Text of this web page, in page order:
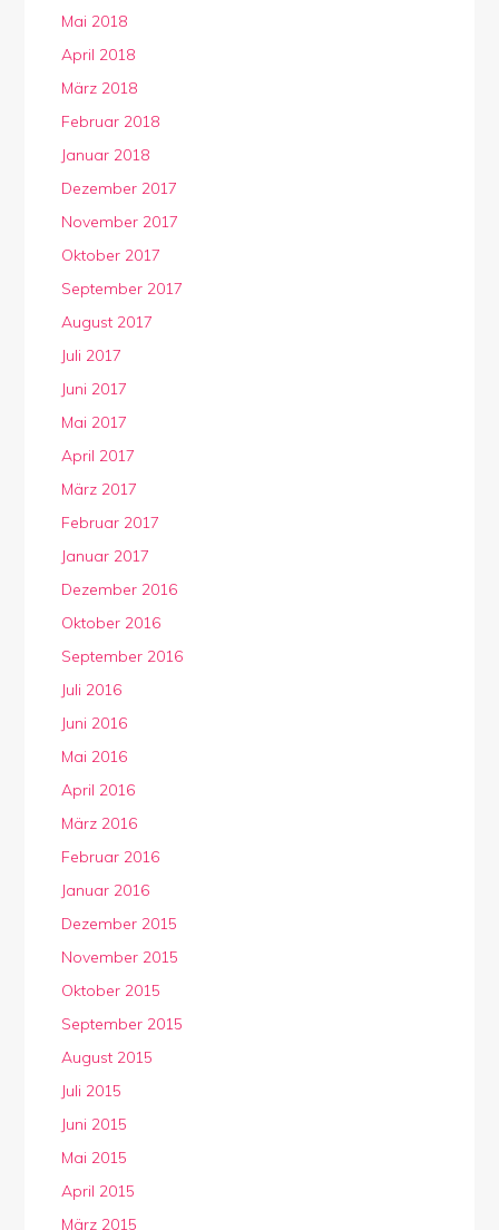
Mai 2018
April 2018
März 2018
Februar 2018
Januar 2018
Dezember 2017
November 2017
Oktober 2017
September 2017
August 2017
Juli 2017
Juni 2017
Mai 2017
April 2017
März 2017
Februar 2017
Januar 2017
Dezember 2016
Oktober 2016
September 2016
Juli 2016
Juni 2016
Mai 2016
April 2016
März 2016
Februar 2016
Januar 2016
Dezember 2015
November 2015
Oktober 2015
September 2015
August 2015
Juli 2015
Juni 2015
Mai 2015
April 2015
März 2015